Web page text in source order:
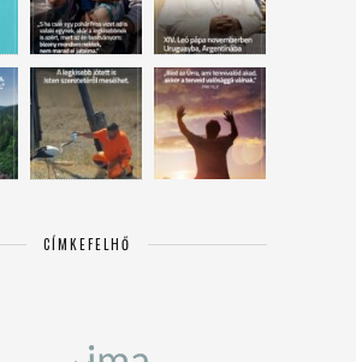
CÍMKEFELHŐ